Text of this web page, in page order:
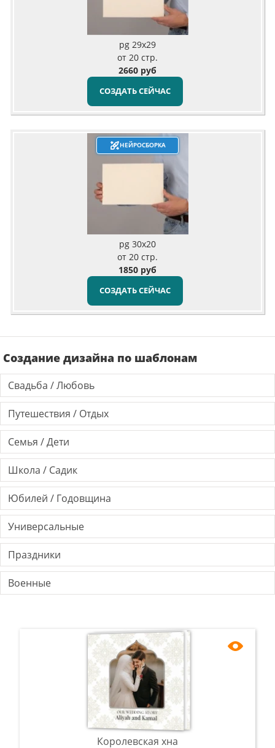
pg 29x29
от 20 стр.
2660 руб
СОЗДАТЬ СЕЙЧАС
НЕЙРОСБОРКА
pg 30x20
от 20 стр.
1850 руб
СОЗДАТЬ СЕЙЧАС
Создание дизайна по шаблонам
Свадьба / Любовь
Путешествия / Отдых
Семья / Дети
Школа / Садик
Юбилей / Годовщина
Универсальные
Праздники
Военные
Королевская хна